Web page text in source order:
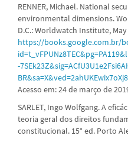
RENNER, Michael. National
environmental dimensions.
D.C.: Worldwatch Institute,
https://books.google.com.br/
-
Acesso em: 24 de março de
SARLET, Ingo Wolfgang. A
teoria geral dos direitos
constitucional. 15° ed. Porto